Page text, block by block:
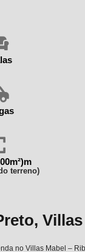
terreno)
no Villas Mabel –